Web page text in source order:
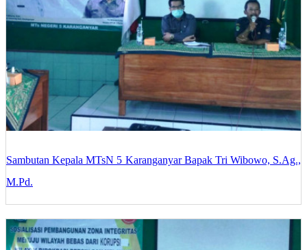
Sambutan Kepala MTsN 5 Karanganyar Bapak Tri Wibowo, S.Ag.,
M.Pd.